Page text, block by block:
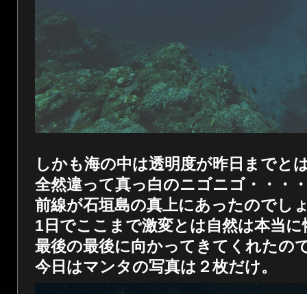
しかも海の中は透明度が昨日までと
全然違って真っ白のニゴニゴ・・・
前線が石垣島の真上にあったのでし
1日でここまで激変とは自然は本当
最後の最後に向かってきてくれたの
今日はマンタの写真は２枚だけ。